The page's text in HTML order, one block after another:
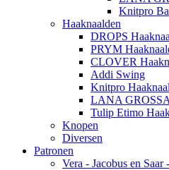
Knitpro
Haaknaalden
DROPS
PRYM
CLOVER
Addi Swing
Knitpro
LANA
Tulip Etimo
Knopen
Diversen
Patronen
Vera - Jacobus en Saar